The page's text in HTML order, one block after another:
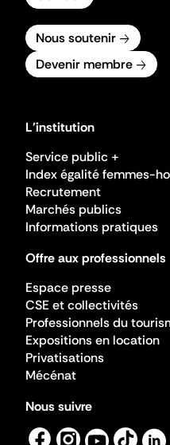
Nous soutenir
Devenir membre
L'institution
Service public +
Index égalité femmes-
Recrutement
Marchés publics
Informations pratiques
Offre aux professionnels
Espace presse
CSE et collectivités
Professionnels du
Expositions en location
Privatisations
Mécénat
Nous suivre